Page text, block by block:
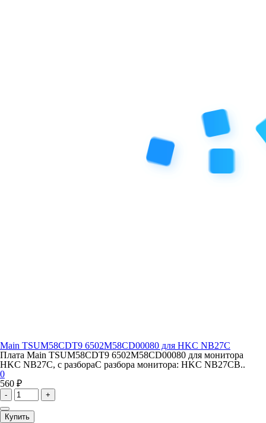
Main TSUM58CDT9 6502M58CD00080 для HKC NB27C
Плата Main TSUM58CDT9 6502M58CD00080 для монитора
HKC NB27C, с разбораС разбора монитора: HKC NB27CВ..
0
560 ₽
- +
Купить